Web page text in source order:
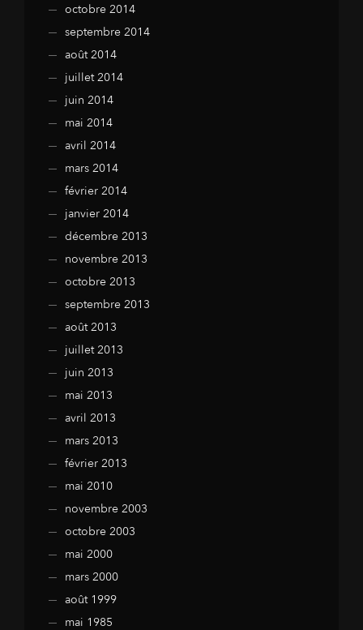
octobre 2014
septembre 2014
août 2014
juillet 2014
juin 2014
mai 2014
avril 2014
mars 2014
février 2014
janvier 2014
décembre 2013
novembre 2013
octobre 2013
septembre 2013
août 2013
juillet 2013
juin 2013
mai 2013
avril 2013
mars 2013
février 2013
mai 2010
novembre 2003
octobre 2003
mai 2000
mars 2000
août 1999
mai 1985